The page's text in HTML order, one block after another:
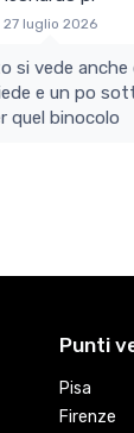
27 luglio 2026
e un po
quel binocolo
Punti
Pisa
Firenze